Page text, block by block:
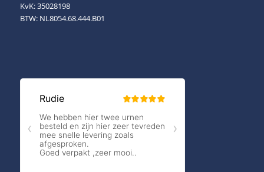
KvK: 35028198
BTW: NL8054.68.444.B01